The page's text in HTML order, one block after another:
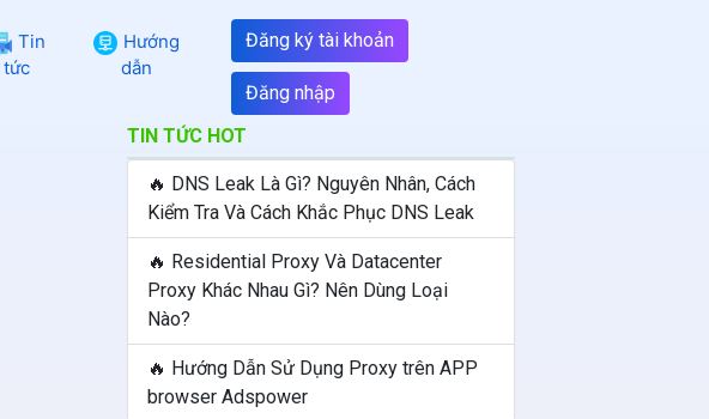
Tin
tức
Hướng
dẫn
Đăng ký tài khoản
Đăng nhập
TIN TỨC HOT
🔥 DNS Leak Là Gì? Nguyên Nhân, Cách
Kiểm Tra Và Cách Khắc Phục DNS Leak
🔥 Residential Proxy Và Datacenter
Proxy Khác Nhau Gì? Nên Dùng Loại
Nào?
🔥 Hướng Dẫn Sử Dụng Proxy trên APP
browser Adspower